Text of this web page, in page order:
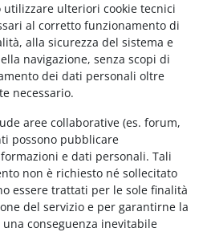
utilizzare ulteriori cookie tecnici
al corretto funzionamento di
alla sicurezza del sistema e
navigazione, senza scopi di
dei dati personali oltre
necessario.
aree collaborative (es. forum,
possono pubblicare
e dati personali. Tali
non è richiesto né sollecitato
essere trattati per le sole finalità
del servizio e per garantirne la
una conseguenza inevitabile